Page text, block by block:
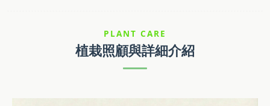
PLANT CARE
植栽照顧與詳細介紹